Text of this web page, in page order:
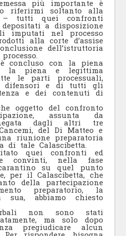
più importante è
riferirmi soltanto alla
– tutti quei confronti
a disposizione
imputati nel processo
alla corte d’assise
dell’istruttoria
concluso con la piena
e la piena e legittima
le parti processuali,
e di tutti gli
e dei contenuti di
oggetto del confronto
assunta da
dagli altri tre
del Di Matteo e
riunione preparatoria
di tale Calascibetta.
quei confronti ed
convinti, nella fase
su quel punto
per il Calascibetta, che
della partecipazione
preparatorio, la
abbiamo chiesto
non sono stati
ma solo dopo
pregiudicare alcun